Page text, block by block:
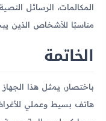
المكالمات، الرسائل
مناسبًا للأشخاص الذين
الخاتمة
باختصار، يمثل هذا